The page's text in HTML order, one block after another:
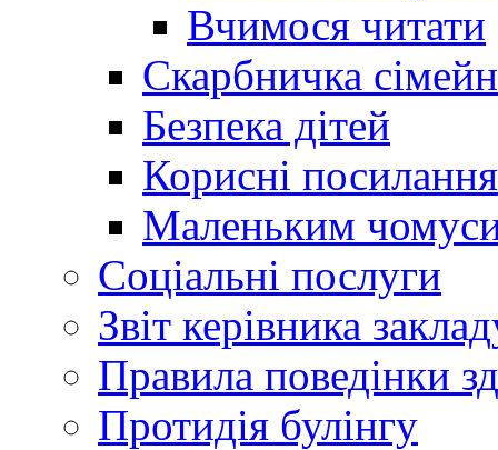
Вчимося читати
Скарбничка
Безпека дітей
Корисні посилання
Маленьким
Соціальні послуги
Звіт керівника
Правила поведінки
Протидія булінгу